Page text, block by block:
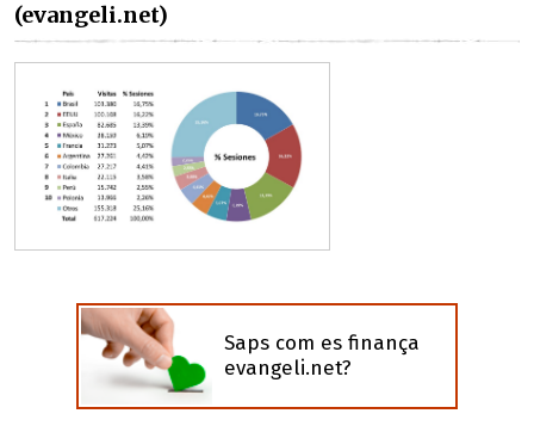
(evangeli.net)
Saps com es finança
evangeli.net?